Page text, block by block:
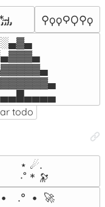
̴̡ı̴̴̡
⚲ϙϙ𐊭Ϙ⚲ϙ
todo
⋆ ☄︎.
·˚ * 🔭
　.°  •  🚀